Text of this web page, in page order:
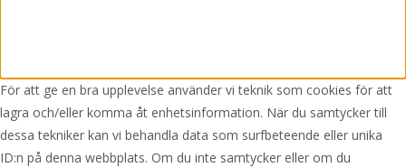
För att ge en bra upplevelse använder vi teknik som cookies för att
lagra och/eller komma åt enhetsinformation. När du samtycker till
dessa tekniker kan vi behandla data som surfbeteende eller unika
ID:n på denna webbplats. Om du inte samtycker eller om du